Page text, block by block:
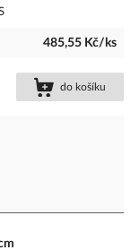
485,55 Kč/ks
do košíku